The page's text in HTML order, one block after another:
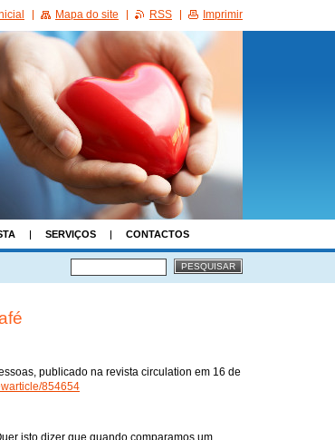
SERVIÇOS CONTACTOS
publicado na revista circulation em 16 de
854654
isto dizer que quando comparamos um
Mapa do site RSS Imprimir